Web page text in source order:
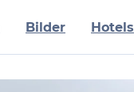
Bilder Hotels